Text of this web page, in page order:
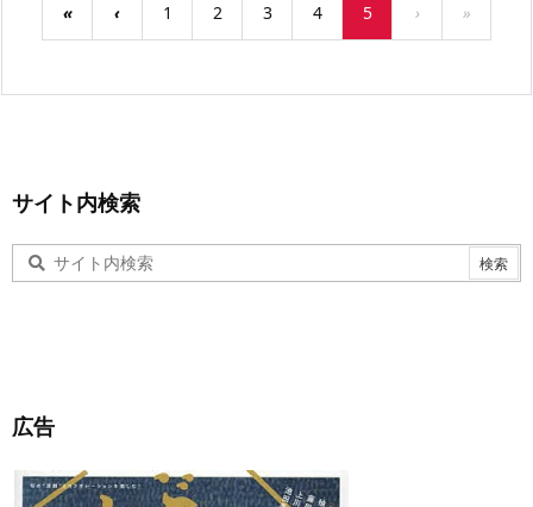
« ‹ 1 2 3 4 5 › »
サイト内検索
広告